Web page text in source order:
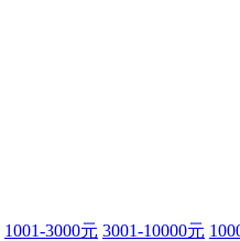
1001-3000元 3001-10000元